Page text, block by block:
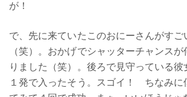
が！
で、先に来ていたこのおにーさんがすご
（笑）。おかげでシャッターチャンス
りました（笑）。後ろで見守っている彼
１発で入ったそう。スゴイ！ ちなみに